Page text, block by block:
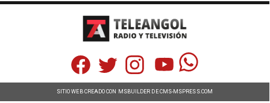
SITIO WEB CREADO CON MSBUILDER DE CMS-MSPRESS.COM